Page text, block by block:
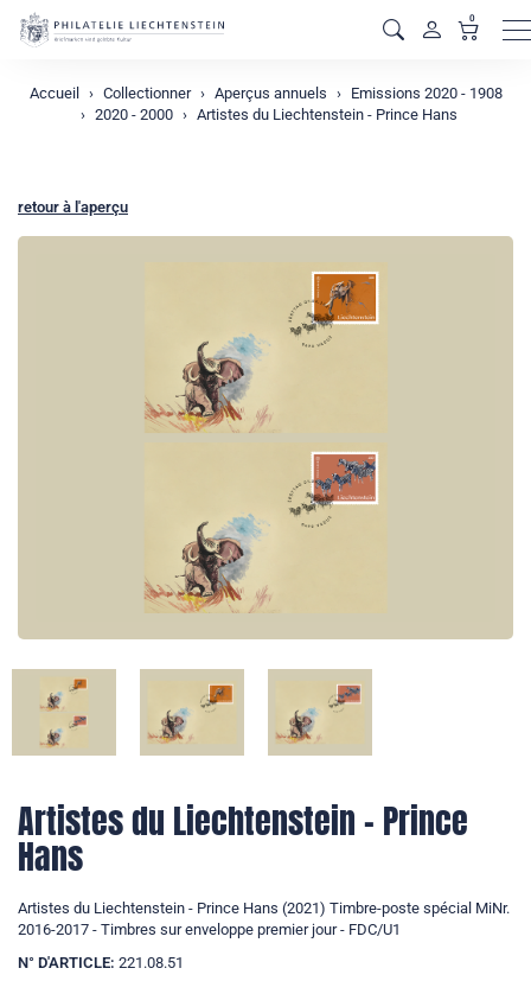
0
Accueil Collectionner Aperçus annuels
Emissions 2020 - 1908
2020 - 2000
Artistes du Liechtenstein - Prince Hans
retour à l'aperçu
Artistes du Liechtenstein - Prince
Hans
Artistes du Liechtenstein - Prince Hans (2021) Timbre-poste spécial MiNr.
2016-2017 - Timbres sur enveloppe premier jour - FDC/U1
N° D'ARTICLE: 221.08.51